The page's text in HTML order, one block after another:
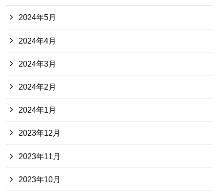
2024年5月
2024年4月
2024年3月
2024年2月
2024年1月
2023年12月
2023年11月
2023年10月